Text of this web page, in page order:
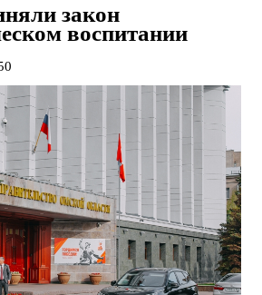
закон
воспитании